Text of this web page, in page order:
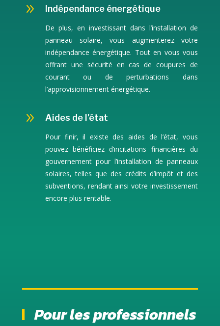
9 Indépendance énergétique
De plus, en investissant dans l’installation de
panneau solaire, vous augmenterez votre
indépendance énergétique. Tout en vous vous
offrant une sécurité en cas de coupures de
courant ou de perturbations dans
l’approvisionnement énergétique.
9 Aides de l'état
Pour finir, il existe des aides de l’état, vous
pouvez bénéficiez d’incitations financières du
gouvernement pour l’installation de panneaux
solaires, telles que des crédits d’impôt et des
subventions, rendant ainsi votre investissement
encore plus rentable.
Pour les professionnels